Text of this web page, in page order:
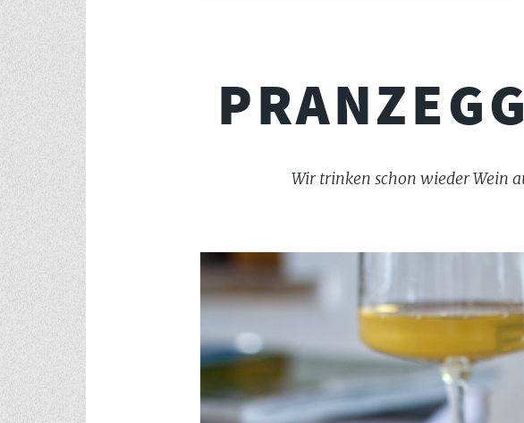
Wir trinken schon wieder Wein